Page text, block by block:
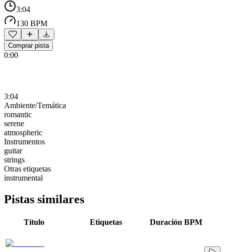
3:04
130 BPM
Comprar pista
0:00
3:04
Ambiente/Temática
romantic
serene
atmospheric
Instrumentos
guitar
strings
Otras etiquetas
instrumental
Pistas similares
Título Etiquetas Duración BPM